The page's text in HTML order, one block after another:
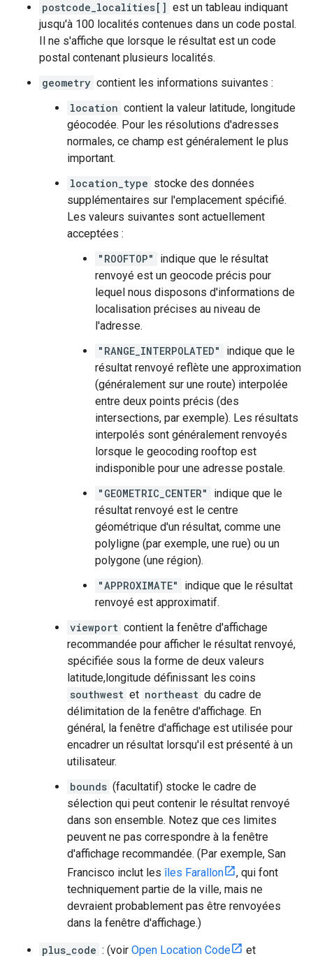
postcode_localities[] est un tableau indiquant
jusqu'à 100 localités contenues dans un code postal.
Il ne s'affiche que lorsque le résultat est un code
postal contenant plusieurs localités.
geometry contient les informations suivantes :
location contient la valeur latitude, longitude
géocodée. Pour les résolutions d'adresses
normales, ce champ est généralement le plus
important.
location_type stocke des données
supplémentaires sur l'emplacement spécifié.
Les valeurs suivantes sont actuellement
acceptées :
"ROOFTOP"
indique que le résultat
renvoyé est un geocode précis pour
lequel nous disposons d'informations de
localisation précises au niveau de
l'adresse.
"RANGE_INTERPOLATED"
indique que le
résultat renvoyé reflète une approximation
(généralement sur une route) interpolée
entre deux points précis (des
intersections, par exemple). Les résultats
interpolés sont généralement renvoyés
lorsque le geocoding rooftop est
indisponible pour une adresse postale.
"GEOMETRIC_CENTER"
indique que le
résultat renvoyé est le centre
géométrique d'un résultat, comme une
polyligne (par exemple, une rue) ou un
polygone (une région).
"APPROXIMATE"
indique que le résultat
renvoyé est approximatif.
viewport contient la fenêtre d'affichage
recommandée pour afficher le résultat renvoyé,
spécifiée sous la forme de deux valeurs
latitude,longitude définissant les coins
southwest et northeast du cadre de
délimitation de la fenêtre d'affichage. En
général, la fenêtre d'affichage est utilisée pour
encadrer un résultat lorsqu'il est présenté à un
utilisateur.
bounds (facultatif) stocke le cadre de
sélection qui peut contenir le résultat renvoyé
dans son ensemble. Notez que ces limites
peuvent ne pas correspondre à la fenêtre
d'affichage recommandée. (Par exemple, San
Francisco inclut les îles Farallon
, qui font
techniquement partie de la ville, mais ne
devraient probablement pas être renvoyées
dans la fenêtre d'affichage.)
plus_code : (voir Open Location Code et